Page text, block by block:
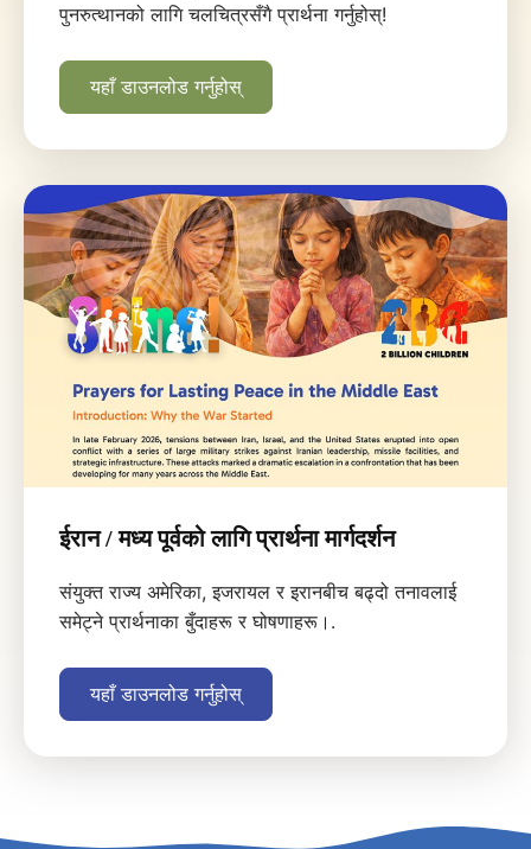
पुनरुत्थानको लागि चलचित्रसँगै प्रार्थना गर्नुहोस्!
यहाँ डाउनलोड गर्नुहोस्
ईरान / मध्य पूर्वको लागि प्रार्थना मार्गदर्शन
संयुक्त राज्य अमेरिका, इजरायल र इरानबीच बढ्दो तनावलाई
समेट्ने प्रार्थनाका बुँदाहरू र घोषणाहरू।.
यहाँ डाउनलोड गर्नुहोस्